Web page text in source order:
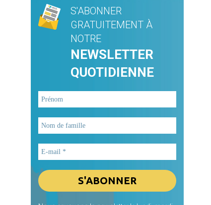
S'ABONNER
GRATUITEMENT À
NOTRE
NEWSLETTER
QUOTIDIENNE